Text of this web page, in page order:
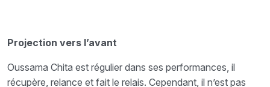
Projection vers l’avant
Oussama Chita est régulier dans ses performances, il
récupère, relance et fait le relais. Cependant, il n’est pas